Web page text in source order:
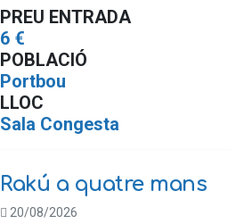
PREU ENTRADA
6 €
POBLACIÓ
Portbou
LLOC
Sala Congesta
Rakú a quatre mans
20/08/2026